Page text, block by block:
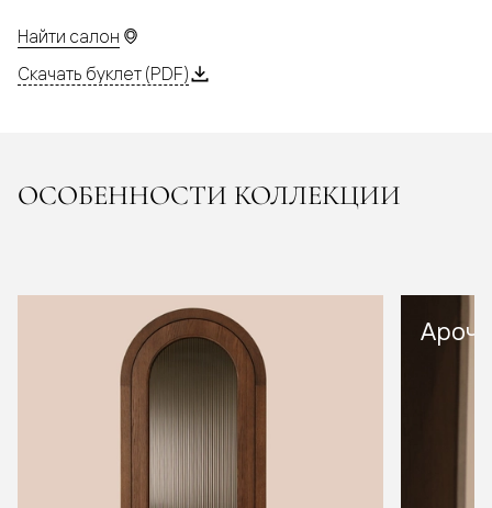
Найти салон
Скачать буклет (PDF)
ОСОБЕННОСТИ КОЛЛЕКЦИИ